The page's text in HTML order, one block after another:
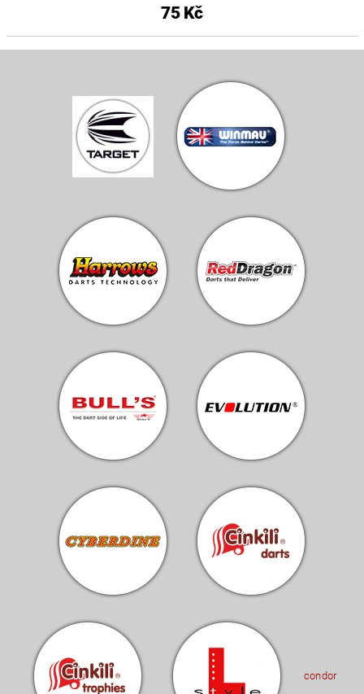
75 Kč
condor